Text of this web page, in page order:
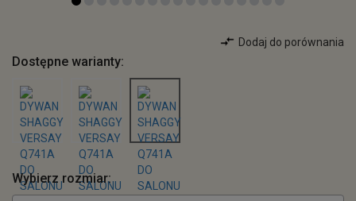
Dodaj do porównania
Dostępne warianty:
Wybierz rozmiar: